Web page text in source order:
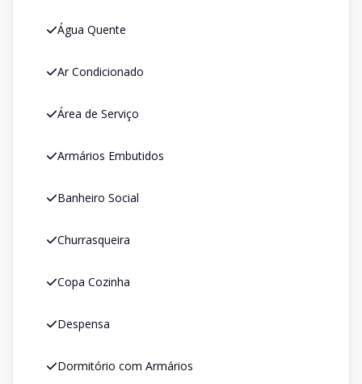
Água Quente
Ar Condicionado
Área de Serviço
Armários Embutidos
Banheiro Social
Churrasqueira
Copa Cozinha
Despensa
Dormitório com Armários